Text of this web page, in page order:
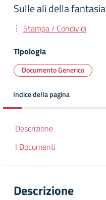
Sulle ali della fantasia
Stampa / Condividi
Tipologia
Documento Generico
Indice della pagina
Descrizione
I Documenti
Descrizione